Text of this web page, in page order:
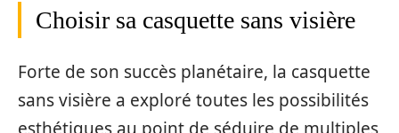
Choisir sa casquette sans visière
Forte de son succès planétaire, la casquette
sans visière a exploré toutes les possibilités